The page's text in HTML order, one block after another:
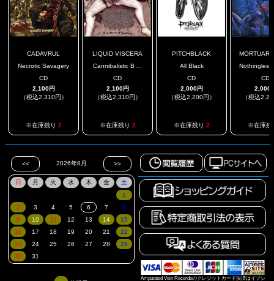
CADAVRUL
Necrotic Savagery
CD
2,100円
（税込2,310円）
※在庫残り 2
LIQUID VISCERA
Cannibalistic B ...
CD
2,100円
（税込2,310円）
※在庫残り 2
PITCHBLACK
All Black
CD
2,000円
（税込2,200円）
※在庫残り 2
Nothingless
CD
2,000
（税込
※在庫残
Amputated Vein Recordsのクレジットカード決済はイプシ